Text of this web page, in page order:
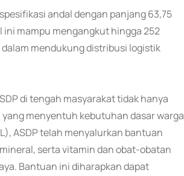
andal dengan panjang 63,75
ini mampu mengangkut hingga 252
mendukung distribusi logistik
di tengah masyarakat tidak hanya
menyentuh kebutuhan dasar warga
ASDP telah menyalurkan bantuan
serta vitamin dan obat-obatan
Bantuan ini diharapkan dapat